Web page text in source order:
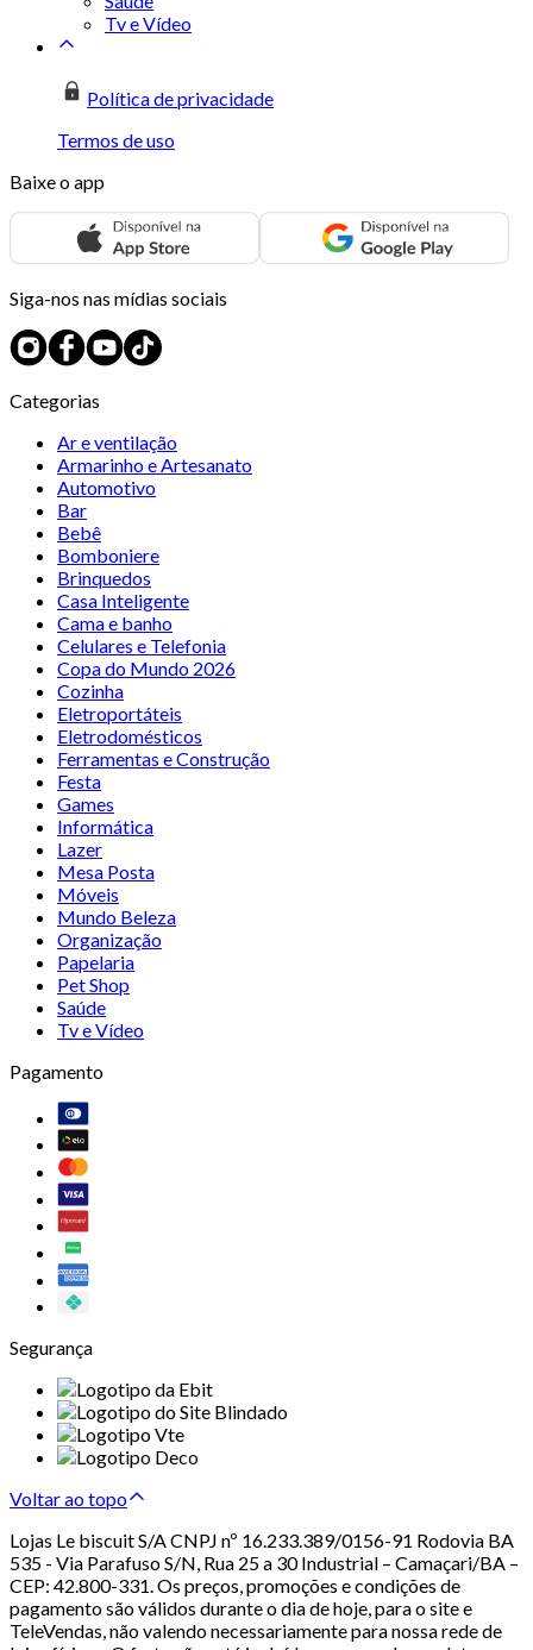
Tv e Vídeo
Política de privacidade
Termos de uso
Baixe o app
Siga-nos nas mídias sociais
Categorias
Ar e ventilação
Armarinho e Artesanato
Automotivo
Bar
Bebê
Bomboniere
Brinquedos
Casa Inteligente
Cama e banho
Celulares e Telefonia
Copa do Mundo 2026
Cozinha
Eletroportáteis
Eletrodomésticos
Ferramentas e Construção
Festa
Games
Informática
Lazer
Mesa Posta
Móveis
Mundo Beleza
Organização
Papelaria
Pet Shop
Saúde
Tv e Vídeo
Pagamento
Segurança
Voltar ao topo
Lojas Le biscuit S/A CNPJ nº 16.233.389/0156-91 Rodovia BA
535 - Via Parafuso S/N, Rua 25 a 30 Industrial – Camaçari/BA –
CEP: 42.800-331. Os preços, promoções e condições de
pagamento são válidos durante o dia de hoje, para o site e
TeleVendas, não valendo necessariamente para nossa rede de